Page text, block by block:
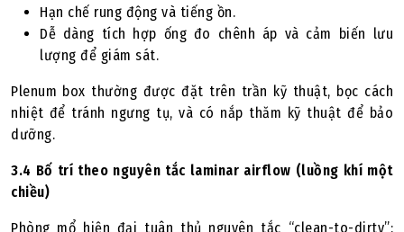
Hạn chế rung động và tiếng ồn.
Dễ dàng tích hợp ống đo chênh áp và cảm biến lưu
lượng để giám sát.
Plenum box thường được đặt trên trần kỹ thuật, bọc cách
nhiệt để tránh ngưng tụ, và có nắp thăm kỹ thuật để bảo
dưỡng.
3.4 Bố trí theo nguyên tắc laminar airflow (luồng khí một
chiều)
Phòng mổ hiện đại tuân thủ nguyên tắc “clean-to-dirty”: